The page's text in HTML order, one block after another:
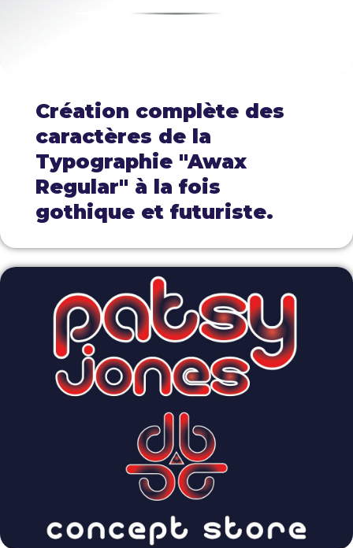
Création complète des
caractères de la
Typographie "Awax
Regular" à la fois
gothique et futuriste.